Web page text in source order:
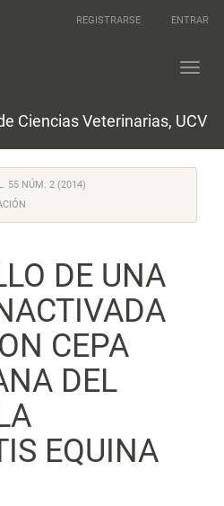
REGISTRARSE ENTRAR
Ciencias Veterinarias, UCV
55 NÚM. 2 (2014)
DE UNA
CEPA
DEL
EQUINA